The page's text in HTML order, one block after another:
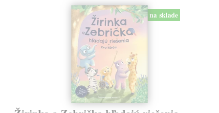
na sklade